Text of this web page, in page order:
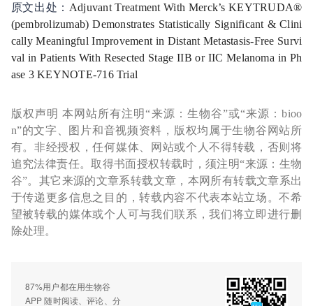
原文出处： Adjuvant Treatment With Merck’s KEYTRUDA®
(pembrolizumab) Demonstrates Statistically Significant & Clini
cally Meaningful Improvement in Distant Metastasis-Free Survi
val in Patients With Resected Stage IIB or IIC Melanoma in Ph
ase 3 KEYNOTE-716 Trial
版权声明 本网站所有注明“来源：生物谷”或“来源：bioo
n”的文字、图片和音视频资料，版权均属于生物谷网站所
有。非经授权，任何媒体、网站或个人不得转载，否则将
追究法律责任。取得书面授权转载时，须注明“来源：生物
谷”。其它来源的文章系转载文章，本网所有转载文章系出
于传递更多信息之目的，转载内容不代表本站立场。不希
望被转载的媒体或个人可与我们联系，我们将立即进行删
除处理。
87%用户都在用生物谷
APP 随时阅读、评论、分